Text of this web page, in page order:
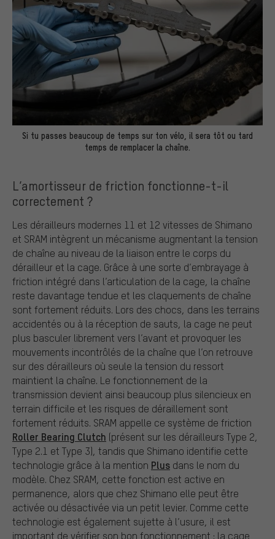
Si tu passes beaucoup de temps sur ton vélo, il sera tôt ou tard
temps de remplacer la chaîne.
L’amortisseur de friction fonctionne-t-il
correctement ?
Les dérailleurs modernes 11 et 12 vitesses de Shimano
et SRAM intègrent un mécanisme augmentant la tension
de chaîne au niveau de la liaison entre le corps du
dérailleur et la cage. Grâce à une sorte d’embrayage à
friction intégré dans l’articulation de la cage, la chaîne
reste davantage tendue et les claquements de chaîne
sont fortement réduits. Lors des chocs, dans les terrains
accidentés ou à la réception de sauts, la cage ne peut
plus basculer librement vers l’avant et provoquer les
mouvements incontrôlés de la chaîne que l’on retrouve
sur des dérailleurs où seule la tension du ressort
maintient la chaîne. Le fonctionnement de la
transmission devient ainsi beaucoup plus silencieux en
terrain difficile et les risques de déraillement sont
fortement réduits. SRAM appelle ce système de friction
Roller Bearing Clutch (présent sur les dérailleurs Type 2,
Type 2.1 et Type 3), tandis que Shimano identifie cette
technologie grâce à la mention Plus dans le nom du
modèle. Chez SRAM, cette fonction est active en
permanence, alors que chez Shimano elle peut être
activée ou désactivée via un petit levier. Comme cette
technologie est également sujette à l’usure, il est
important de vérifier son bon fonctionnement : la cage